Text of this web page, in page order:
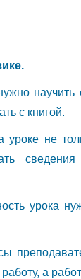
научить
с книгой.
уроке не
сведения
урока
а